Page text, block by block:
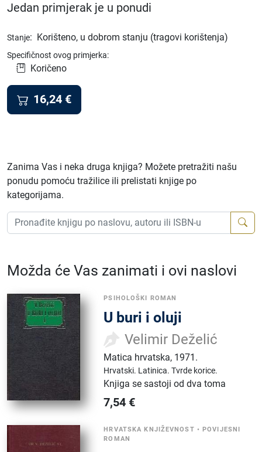
Jedan primjerak je u ponudi
Stanje: Korišteno, u dobrom stanju (tragovi korištenja)
Specifičnost ovog primjerka:
Koričeno
16,24 €
Zanima Vas i neka druga knjiga? Možete pretražiti našu
ponudu pomoću tražilice ili prelistati knjige po
kategorijama.
Možda će Vas zanimati i ovi naslovi
PSIHOLOŠKI ROMAN
U buri i oluji
Velimir Deželić
Matica hrvatska, 1971.
Hrvatski. Latinica.Tvrde korice.
Knjiga se sastoji od dva toma
7,54 €
HRVATSKA KNJIŽEVNOST •POVIJESNI
ROMAN